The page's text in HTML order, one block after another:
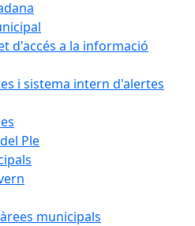
d'accés a la informació
i sistema intern d'alertes
Ple
municipals